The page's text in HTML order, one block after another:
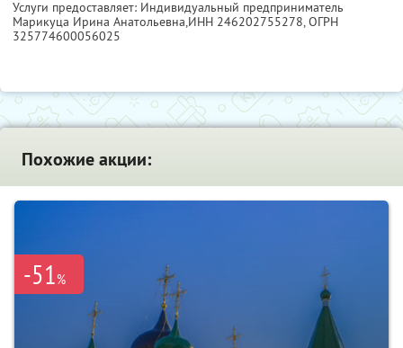
Услуги предоставляет: Индивидуальный предприниматель
Марикуца Ирина Анатольевна,ИНН 246202755278, ОГРН
325774600056025
Похожие акции:
-51%